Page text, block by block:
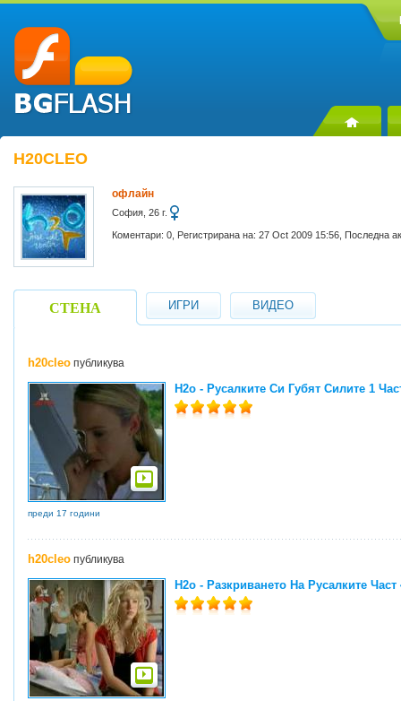
H20CLEO
офлайн
София, 26 г.
Коментари: 0, Регистрирана на: 27 Oct 2009 15:56, Последна
СТЕНА ИГРИ ВИДЕО
h20cleo публикува
H2o - Русалките Си Губят Силите 1
преди 17 години
h20cleo публикува
H2o - Разкриването На Русалките Част